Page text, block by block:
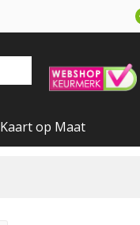
Kaart op Maat